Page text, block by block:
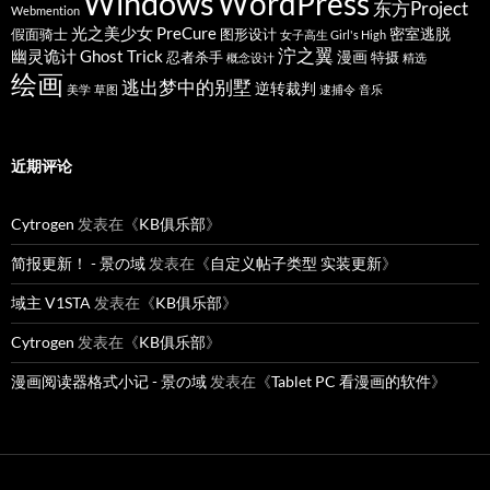
Webmention 东方Project
假面骑士 光之美少女 PreCure 图形设计 女子高生 Girl's High 密室逃脱
幽灵诡计 Ghost Trick 忍者杀手 概念设计 泞之翼 漫画 特摄 精选
绘画 美学 草图 逃出梦中的别墅 逆转裁判 逮捕令 音乐
近期评论
Cytrogen 发表在《KB俱乐部》
简报更新！ - 景の域 发表在《自定义帖子类型 实装更新》
域主 V1STA 发表在《KB俱乐部》
Cytrogen 发表在《KB俱乐部》
漫画阅读器格式小记 - 景の域 发表在《Tablet PC 看漫画的软件》